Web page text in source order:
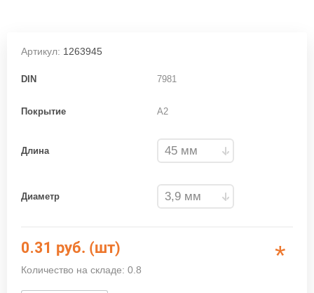
Артикул: 1263945
DIN 7981
Покрытие A2
Длина
Диаметр
0.31 руб. (шт)
Количество на складе: 0.8 *